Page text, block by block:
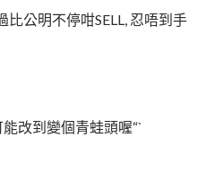
公明不停咁SELL, 忍唔到手
改到變個青蛙頭喔“`